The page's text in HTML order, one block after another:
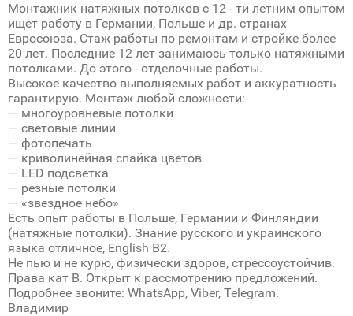
Монтажник натяжных потолков с 12 - ти летним опытом
ищет работу в Германии, Польше и др. странах
Евросоюза. Стаж работы по ремонтам и стройке более
20 лет. Последние 12 лет занимаюсь только натяжными
потолками. До этого - отделочные работы.
Высокое качество выполняемых работ и аккуратность
гарантирую. Монтаж любой сложности:
— многоуровневые потолки
— световые линии
— фотопечать
— криволинейная спайка цветов
— LED подсветка
— резные потолки
— «звездное небо»
Есть опыт работы в Польше, Германии и Финляндии
(натяжные потолки). Знание русского и украинского
языка отличное, English B2.
Не пью и не курю, физически здоров, стрессоустойчив.
Права кат В. Открыт к рассмотрению предложений.
Подробнее звоните: WhatsApp, Viber, Telegram.
Владимир